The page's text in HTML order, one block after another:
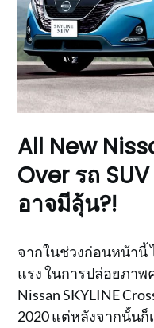
All New
Over รถ
อาจมีลุ้น?!
จากในช่วงก่อนหน้านี้
แรง ในการปล่อยภาพ
Nissan SKYLINE
2020 แต่หลังจากนั้นก็